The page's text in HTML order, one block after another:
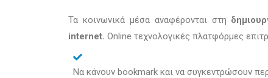
Τα κοινωνικά μέσα αναφέρονται στη
internet. Online τεχνολογικές πλατφόρμες
Να κάνουν bookmark και να συγκεντρώσουν